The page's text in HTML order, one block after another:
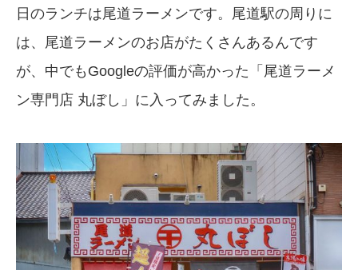
日のランチは尾道ラーメンです。尾道駅の周りに
は、尾道ラーメンのお店がたくさんあるんです
が、中でもGoogleの評価が高かった「尾道ラーメ
ン専門店 丸ぼし」に入ってみました。